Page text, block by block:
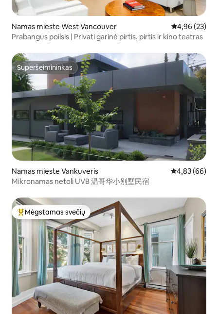
Namas mieste West Vancouver Vidutinis
4,96 (23)
Prabangus poilsis | Privati garinė pirtis, pirtis ir kino teatras
Superšeimininkas
Superšeimininkas
Namas mieste Vankuveris Vidutinis
4,83 (66)
Mikronamas netoli UVB 温哥华小别墅民宿
Svečių mėgstamiausias
Mėgstamas svečių